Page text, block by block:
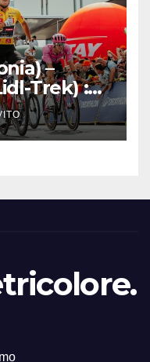
–
Trek) :
di
gialla